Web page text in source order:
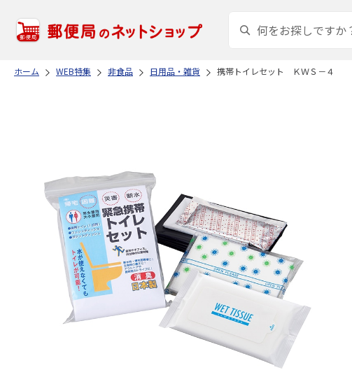
ホーム WEB特集 非食品 日用品・雑貨 携帯トイレセット ＫＷＳ－４